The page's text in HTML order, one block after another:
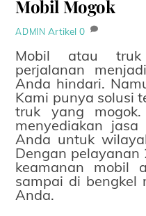
Mobil Mogok
ADMIN Artikel 0
Mobil atau
perjalanan
Anda hindari.
Kami punya solusi
truk yang mogok.
menyediakan
Anda untuk
Dengan pelayanan
keamanan mobil
sampai di bengkel
Anda.